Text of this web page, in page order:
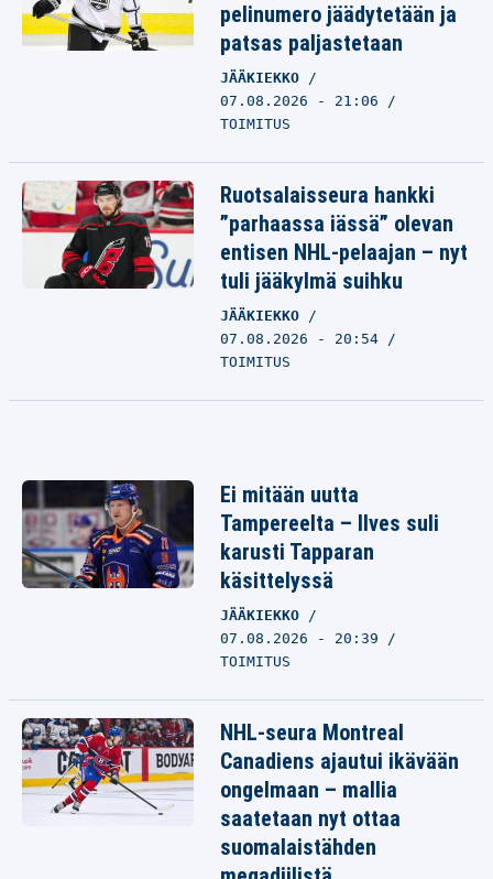
pelinumero jäädytetään ja
patsas paljastetaan
JÄÄKIEKKO
07.08.2026 - 21:06
TOIMITUS
Ruotsalaisseura hankki
”parhaassa iässä” olevan
entisen NHL-pelaajan – nyt
tuli jääkylmä suihku
JÄÄKIEKKO
07.08.2026 - 20:54
TOIMITUS
Ei mitään uutta
Tampereelta – Ilves suli
karusti Tapparan
käsittelyssä
JÄÄKIEKKO
07.08.2026 - 20:39
TOIMITUS
NHL-seura Montreal
Canadiens ajautui ikävään
ongelmaan – mallia
saatetaan nyt ottaa
suomalaistähden